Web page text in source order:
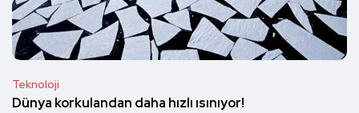
Teknoloji
Dünya korkulandan daha hızlı ısınıyor!